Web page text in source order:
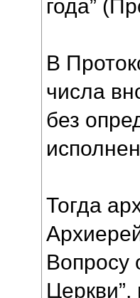
года”
В
числа
без
Тогда
Вопросу